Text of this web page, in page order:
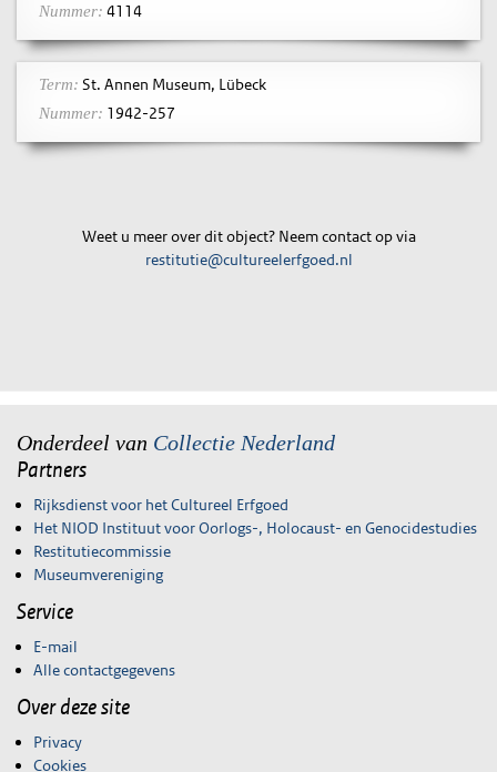
Nummer: 4114
Term: St. Annen Museum, Lübeck
Nummer: 1942-257
Weet u meer over dit object? Neem contact op via
restitutie@cultureelerfgoed.nl
Onderdeel van Collectie Nederland
Partners
Rijksdienst voor het Cultureel Erfgoed
Het NIOD Instituut voor Oorlogs-, Holocaust- en Genocidestudies
Restitutiecommissie
Museumvereniging
Service
E-mail
Alle contactgegevens
Over deze site
Privacy
Cookies